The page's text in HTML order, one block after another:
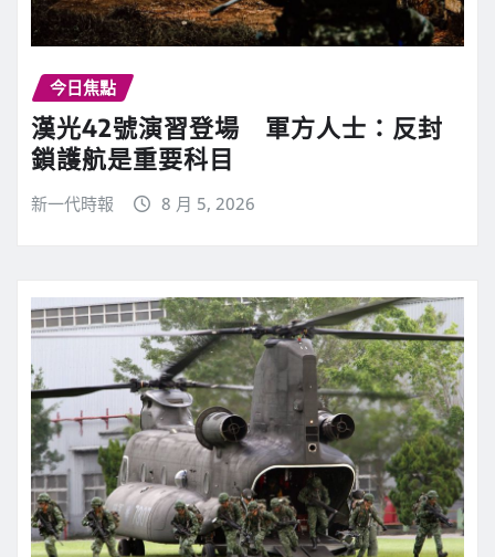
今日焦點
漢光42號演習登場 軍方人士：反封
鎖護航是重要科目
新一代時報 8 月 5, 2026